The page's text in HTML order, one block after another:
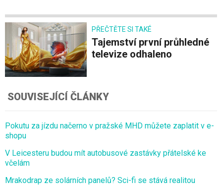
PŘEČTĚTE SI TAKÉ
Tajemství první průhledné
televize odhaleno
SOUVISEJÍCÍ ČLÁNKY
Pokutu za jízdu načerno v pražské MHD můžete zaplatit v e-
shopu
V Leicesteru budou mít autobusové zastávky přátelské ke
včelám
Mrakodrap ze solárních panelů? Sci-fi se stává realitou